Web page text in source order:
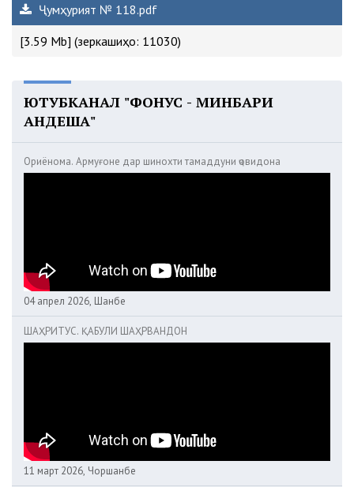
Ҷумҳурият № 118.pdf
[3.59 Mb] (зеркашиҳо: 11030)
ЮТУБКАНАЛ "ФОНУС - МИНБАРИ
АНДЕША"
Ориёнома. Армуғоне дар шинохти тамаддуни ҷовидона
04 апрел 2026, Шанбе
ШАҲРИТУС. ҚАБУЛИ ШАҲРВАНДОН
11 март 2026, Чоршанбе